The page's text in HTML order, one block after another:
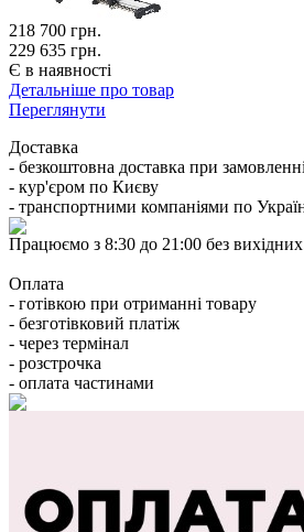
218 700 грн.
229 635 грн.
Є в наявності
Детальніше про товар
Переглянути
Доставка
- безкоштовна доставка при
- кур'єром по Києву
- транспортними компаніями по
Працюємо з 8:30 до 21:00 без
Оплата
- готівкою при отриманні товару
- безготівковий платіж
- через термінал
- розстрочка
- оплата частинами